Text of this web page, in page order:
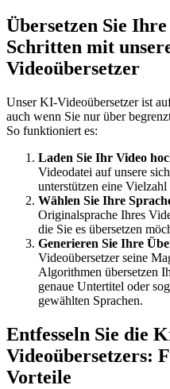
Übersetzen Sie
Schritten mit
Videoübersetzer
Unser KI-Videoübersetzer ist
auch wenn Sie nur über
So funktioniert es:
Laden Sie Ihr Video
Videodatei auf unsere
unterstützen eine
Wählen Sie Ihre
Originalsprache Ihres
die Sie es übersetzen
Generieren Sie Ihre
Videoübersetzer seine
Algorithmen übersetzen
genaue Untertitel oder
gewählten Sprachen.
Entfesseln Sie die
Videoübersetzers:
Vorteile